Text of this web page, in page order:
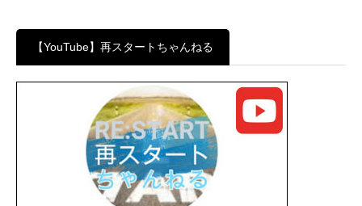
【YouTube】再スタートちゃんねる